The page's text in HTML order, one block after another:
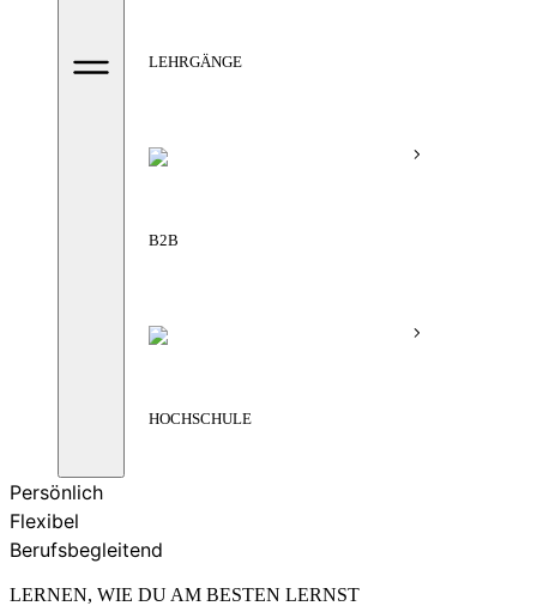
LEHRGÄNGE
B2B
HOCHSCHULE
Persönlich
Flexibel
Berufsbegleitend
LERNEN, WIE DU AM BESTEN LERNST